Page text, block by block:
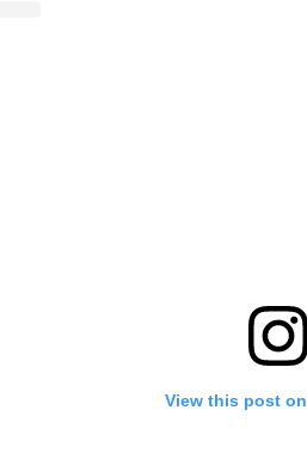
View this post